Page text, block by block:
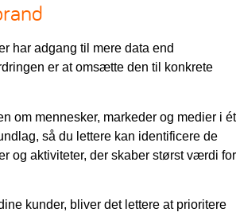
har adgang til mere data end
er at omsætte den til konkrete
om mennesker, markeder og medier i ét
så du lettere kan identificere de
og aktiviteter, der skaber størst værdi for
kunder, bliver det lettere at prioritere